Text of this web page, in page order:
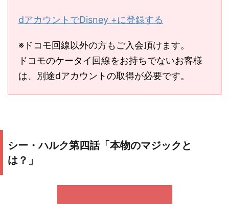
dアカウントでDisney +に登録する
※ドコモ回線以外の方もご入会頂けます。
ドコモのケータイ回線をお持ちでないお客様
は、別途dアカウントの取得が必要です。
シー・ハルク第四話「本物のマジックと
は？」